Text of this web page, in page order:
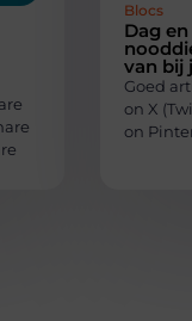
Blocs
Dag
van bij
Goed
on X
on